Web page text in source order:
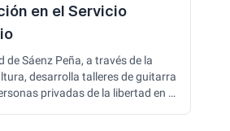
en el Servicio
de Sáenz Peña, a través de la
desarrolla talleres de guitarra
privadas de la libertad en el